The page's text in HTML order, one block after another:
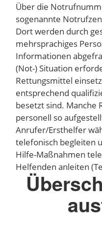
Über die
sogenannte
Dort werden durch
mehrsprachiges
Informationen
(Not-) Situation
Rettungsmittel
entsprechend
besetzt sind. Manche
personell so
Anrufer/Ersthelfer
telefonisch begleiten
Hilfe-Maßnahmen
Helfenden anleiten